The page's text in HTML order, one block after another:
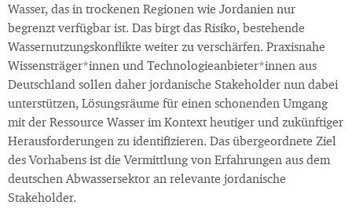
Wasser, das in trockenen Regionen wie Jordanien nur
begrenzt verfügbar ist. Das birgt das Risiko, bestehende
Wassernutzungskonflikte weiter zu verschärfen. Praxisnahe
Wissensträger*innen und Technologieanbieter*innen aus
Deutschland sollen daher jordanische Stakeholder nun dabei
unterstützen, Lösungsräume für einen schonenden Umgang
mit der Ressource Wasser im Kontext heutiger und zukünftiger
Herausforderungen zu identifizieren. Das übergeordnete Ziel
des Vorhabens ist die Vermittlung von Erfahrungen aus dem
deutschen Abwassersektor an relevante jordanische
Stakeholder.